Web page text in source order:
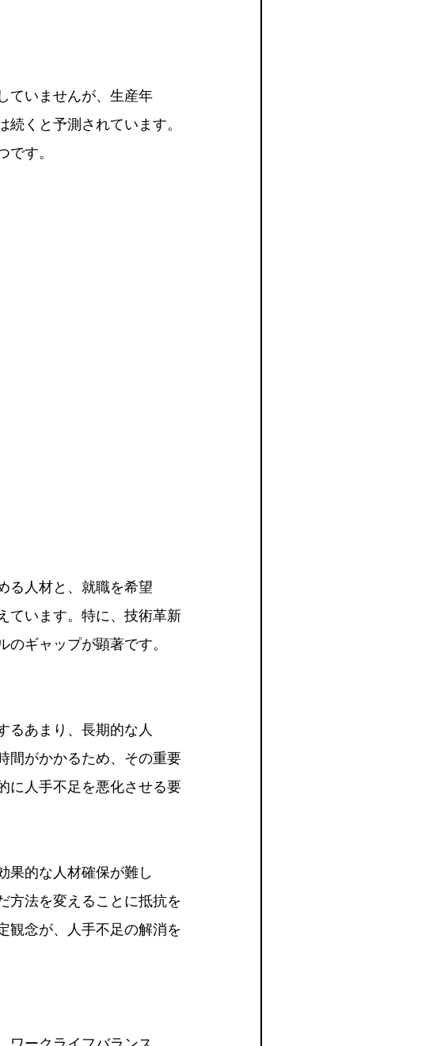
いませんが、生産年
くと予測されています。
す。
人材と、就職を希望
ています。特に、技術革新
ギャップが顕著です。
あまり、長期的な人
間がかかるため、その重要
に人手不足を悪化させる要
的な人材確保が難し
方法を変えることに抵抗を
観念が、人手不足の解消を